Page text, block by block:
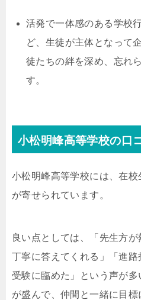
活発で一体感のある学校
ど、生徒が主体となって
徒たちの絆を深め、忘れ
す。
小松明峰高等学校の口
小松明峰高等学校には、在
が寄せられています。
良い点としては、「先生方
丁寧に答えてくれる」「進
受験に臨めた」という声が
が盛んで、仲間と一緒に目